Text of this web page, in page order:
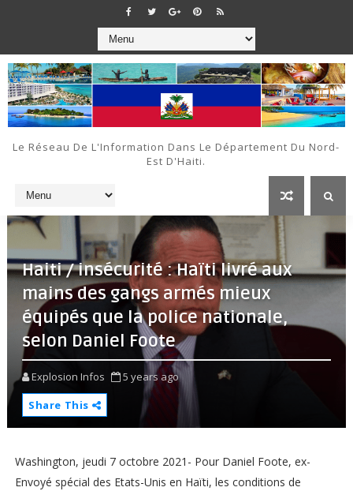
Le Réseau De L'Information Dans Le Département Du Nord-
Est D'Haiti.
Haiti / insécurité : Haïti livré aux
mains des gangs armés mieux
équipés que la police nationale,
selon Daniel Foote
Explosion Infos
5 years ago
Share This
Washington, jeudi 7 octobre 2021- Pour Daniel Foote, ex-
Envoyé spécial des Etats-Unis en Haïti, les conditions de